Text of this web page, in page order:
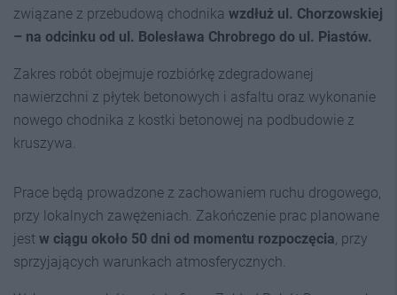
związane z przebudową chodnika wzdłuż ul. Chorzowskiej
– na odcinku od ul. Bolesława Chrobrego do ul. Piastów.
Zakres robót obejmuje rozbiórkę zdegradowanej
nawierzchni z płytek betonowych i asfaltu oraz wykonanie
nowego chodnika z kostki betonowej na podbudowie z
kruszywa.
Prace będą prowadzone z zachowaniem ruchu drogowego,
przy lokalnych zawężeniach. Zakończenie prac planowane
jest w ciągu około 50 dni od momentu rozpoczęcia, przy
sprzyjających warunkach atmosferycznych.